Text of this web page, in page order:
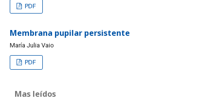
PDF
Membrana pupilar persistente
María Julia Vaio
PDF
Mas leídos